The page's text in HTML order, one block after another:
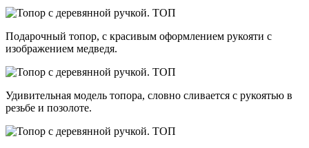
Подарочный топор, с красивым оформлением рукояти с
изображением медведя.
Удивительная модель топора, словно сливается с рукоятью в
резьбе и позолоте.